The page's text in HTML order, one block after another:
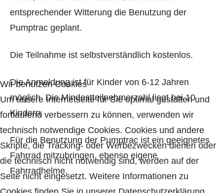
entsprechender Witterung die Benutzung der
Pumptrac geplant.
Die Teilnahme ist selbstverständlich kostenlos.
Die Anmeldung ist für Kinder von 6-12 Jahren
möglich. Die Mindestteilnehmerzahl liegt bei 10
Kindern.
Für die Benutzung der Pumptrac ist ein geeignetes
Fahrrad mitzubringen, ebenso eigene
Fahrradhelme.
Wir benutzen Cookies
Um unsere Internetseite für Sie optimal gestalten und
fortlaufend verbessern zu können, verwenden wir
technisch notwendige Cookies. Cookies und andere
Skripte, die Tracking- oder Werbezwecken dienen oder
die technisch nicht notwendig sind, werden auf der
Seite nicht eingesetzt. Weitere Informationen zu